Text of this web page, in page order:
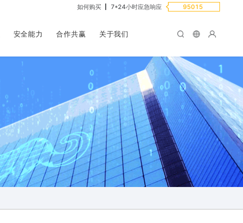
如何购买 7*24小时应急响应 95015
安全能力 合作共赢 关于我们